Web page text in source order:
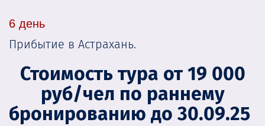
6 день
Прибытие в Астрахань.
Стоимость тура от 19 000
руб/чел по раннему
бронированию до 30.09.25